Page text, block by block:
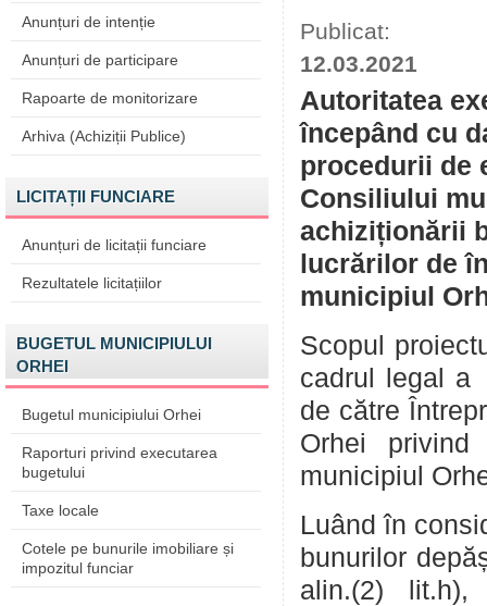
Anunțuri de intenție
Anunțuri de participare
Rapoarte de monitorizare
Arhiva (Achiziții Publice)
LICITAȚII FUNCIARE
Anunțuri de licitații funciare
Rezultatele licitațiilor
BUGETUL MUNICIPIULUI
ORHEI
Bugetul municipiului Orhei
Raporturi privind executarea
bugetului
Taxe locale
Cotele pe bunurile imobiliare și
impozitul funciar
Publicat:
12.03.2021
Autoritatea
începând cu
procedurii de
Consiliului
achiziționării
lucrărilor de
municipiul
Scopul
cadrul legal a
de către
Orhei
municipiul
Luând în
bunurilor
alin.(2)